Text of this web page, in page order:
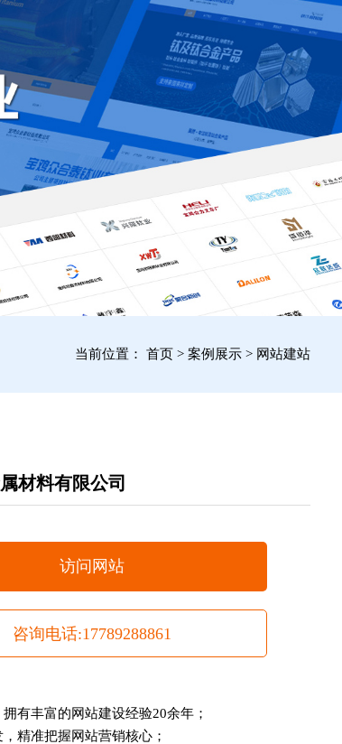
当前位置： 首页 > 案例展示 > 网站建站
材料有限公司
访问网站
咨询电话:17789288861
有丰富的网站建设经验20余年；
精准把握网站营销核心；